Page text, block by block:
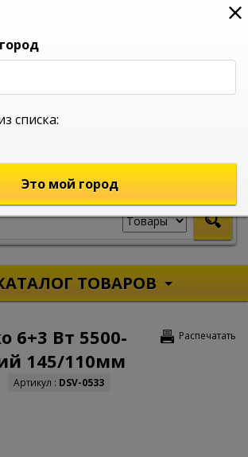
0
ИНТЕРНЕТ МАГАЗИН
ТОВАРОВ
Распечатать
6+3 Вт 5500-
145/110мм
Артикул : DSV-0533
списка:
Это мой город